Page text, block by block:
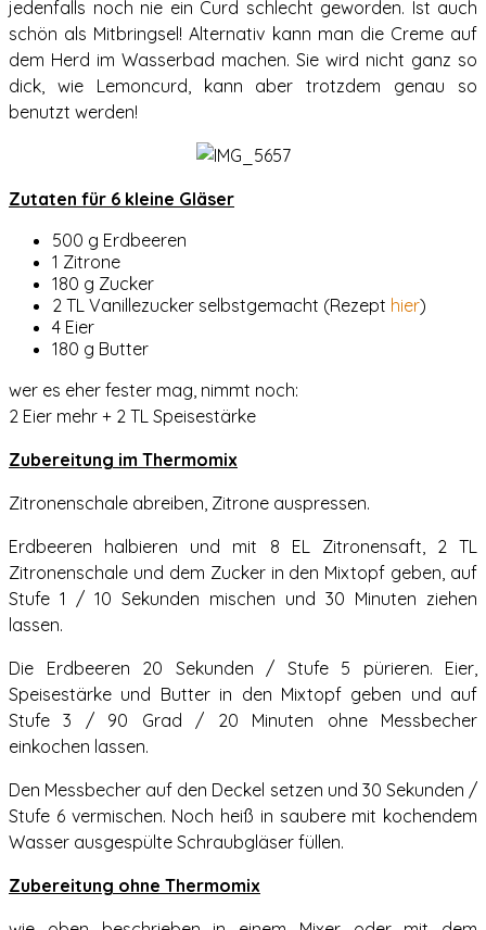
jedenfalls noch nie ein Curd schlecht geworden. Ist auch
schön als Mitbringsel! Alternativ kann man die Creme auf
dem Herd im Wasserbad machen. Sie wird nicht ganz so
dick, wie Lemoncurd, kann aber trotzdem genau so
benutzt werden!
Zutaten für 6 kleine Gläser
500 g Erdbeeren
1 Zitrone
180 g Zucker
2 TL Vanillezucker selbstgemacht (Rezept hier)
4 Eier
180 g Butter
wer es eher fester mag, nimmt noch:
2 Eier mehr + 2 TL Speisestärke
Zubereitung im Thermomix
Zitronenschale abreiben, Zitrone auspressen.
Erdbeeren halbieren und mit 8 EL Zitronensaft, 2 TL
Zitronenschale und dem Zucker in den Mixtopf geben, auf
Stufe 1 / 10 Sekunden mischen und 30 Minuten ziehen
lassen.
Die Erdbeeren 20 Sekunden / Stufe 5 pürieren. Eier,
Speisestärke und Butter in den Mixtopf geben und auf
Stufe 3 / 90 Grad / 20 Minuten ohne Messbecher
einkochen lassen.
Den Messbecher auf den Deckel setzen und 30 Sekunden /
Stufe 6 vermischen. Noch heiß in saubere mit kochendem
Wasser ausgespülte Schraubgläser füllen.
Zubereitung ohne Thermomix